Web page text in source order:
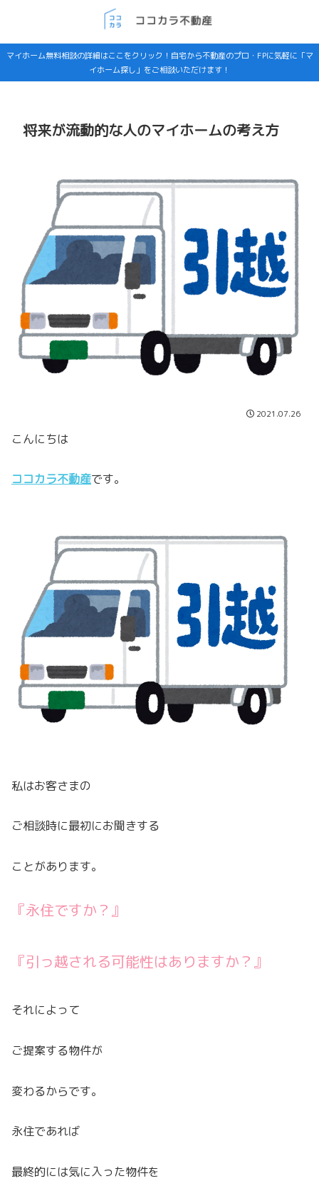
マイホーム無料相談の詳細はここをクリック！自宅から不動産のプロ・FPに気軽に「マ
イホーム探し」をご相談いただけます！
将来が流動的な人のマイホームの考え方
2021.07.26
こんにちは
ココカラ不動産です。
私はお客さまの
ご相談時に最初にお聞きする
ことがあります。
『永住ですか？』
『引っ越される可能性はありますか？』
それによって
ご提案する物件が
変わるからです。
永住であれば
最終的には気に入った物件を